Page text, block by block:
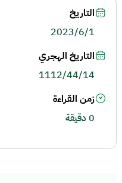
التاريخ
2023/6/1
التاريخ الهجري
1112/44/14
زمن القراءة
0 دقيقة